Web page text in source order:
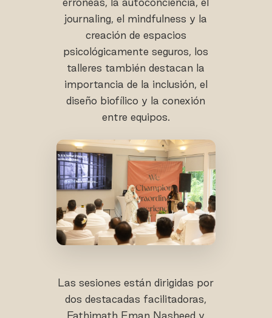
journaling, el mindfulness y la
creación de espacios
psicológicamente seguros, los
talleres también destacan la
importancia de la inclusión, el
diseño biofílico y la conexión
entre equipos.
Las sesiones están dirigidas por
dos destacadas facilitadoras,
Fathimath Eman Nasheed y